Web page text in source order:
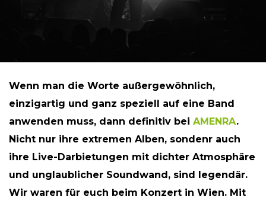
Wenn man die Worte außergewöhnlich,
einzigartig und ganz speziell auf eine Band
anwenden muss, dann definitiv bei AMENRA.
Nicht nur ihre extremen Alben, sondenr auch
ihre Live-Darbietungen mit dichter Atmosphäre
und unglaublicher Soundwand, sind legendär.
Wir waren für euch beim Konzert in Wien. Mit